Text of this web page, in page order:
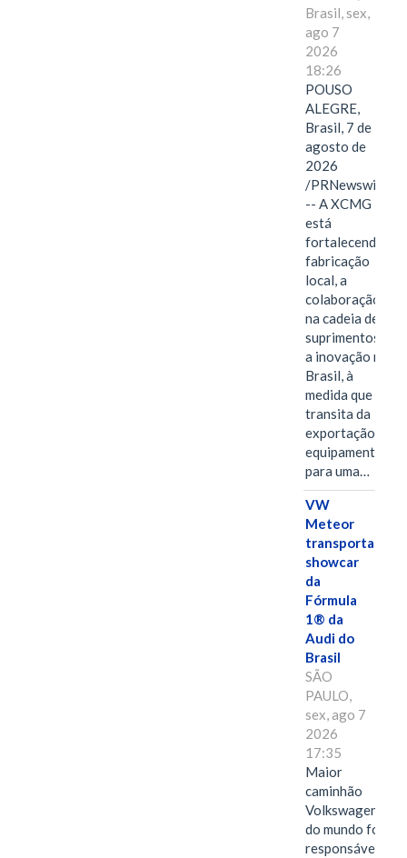
Brasil, sex,
ago 7
2026
18:26
POUSO
ALEGRE,
Brasil, 7 de
agosto de
2026
/PRNewswire/
-- A XCMG
está
fortalecendo a
fabricação
local, a
colaboração
na cadeia de
suprimentos e
a inovação no
Brasil, à
medida que
transita da
exportação de
equipamentos
para uma…
VW
Meteor
transporta
showcar
da
Fórmula
1® da
Audi do
Brasil
SÃO
PAULO,
sex, ago 7
2026
17:35
Maior
caminhão
Volkswagen
do mundo foi
responsável